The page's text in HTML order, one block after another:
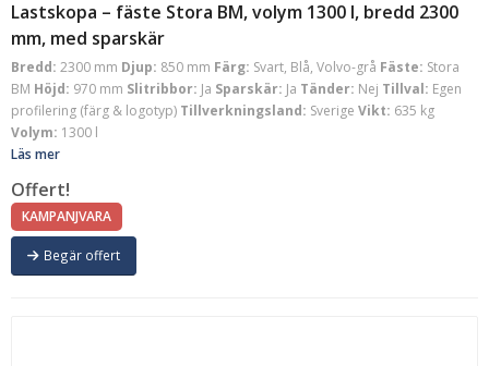
Lastskopa – fäste Stora BM, volym 1300 l, bredd 2300
mm, med sparskär
Bredd: 2300 mm Djup: 850 mm Färg: Svart, Blå, Volvo-grå Fäste: Stora
BM Höjd: 970 mm Slitribbor: Ja Sparskär: Ja Tänder: Nej Tillval: Egen
profilering (färg & logotyp) Tillverkningsland: Sverige Vikt: 635 kg
Volym: 1300 l
Läs mer
Offert!
KAMPANJVARA
Begär offert